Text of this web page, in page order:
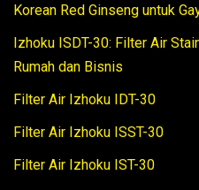
Korean Red Ginseng untuk
Izhoku ISDT-30: Filter Air
Rumah dan Bisnis
Filter Air Izhoku IDT-30
Filter Air Izhoku ISST-30
Filter Air Izhoku IST-30